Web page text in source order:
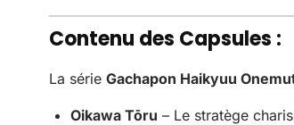
Contenu des Capsules :
La série Gachapon Haikyuu
Oikawa Tōru – Le stratège